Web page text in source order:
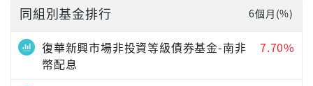
同組別基金排行 6個月(%)
復華新興市場非投資等級債券基金-南非
幣配息
7.70%